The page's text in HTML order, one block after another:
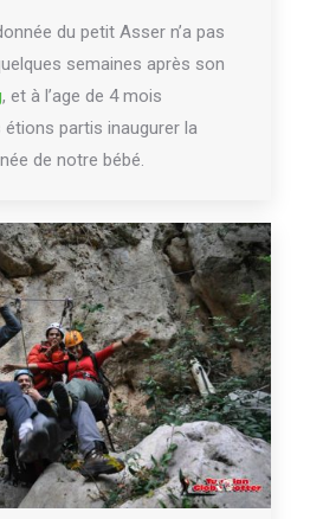
du petit Asser n’a pas
semaines après son
, et à l’age de 4 mois
partis inaugurer la
de notre bébé.